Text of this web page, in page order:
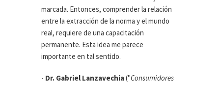
marcada. Entonces, comprender la relación
entre la extracción de la norma y el mundo
real, requiere de una capacitación
permanente. Esta idea me parece
importante en tal sentido.
- Dr. Gabriel Lanzavechia("Consumidores